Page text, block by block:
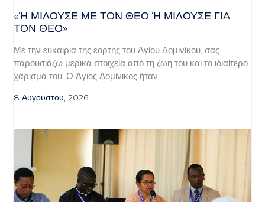
«Ή ΜΙΛΟΎΣΕ ΜΕ ΤΟΝ ΘΕΌ Ή ΜΙΛΟΎΣΕ ΓΙΑ ΤΟ
Ν ΘΕΌ»
Με την ευκαιρία της εορτής του Αγίου Δομινίκου, σας
παρουσιάζω μερικά στοιχεία από τη ζωή του και το ιδιαίτερο
χάρισμά του. Ο Άγιος Δομίνικος ήταν
8 Αυγούστου, 2026